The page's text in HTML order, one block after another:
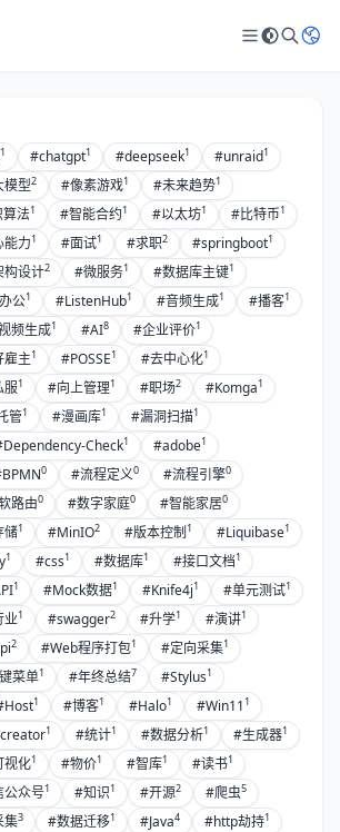
1 #chatgpt1 #deepseek1 #unraid1
型2 #像素游戏1 #未来趋势1
法1 #智能合约1 #以太坊1 #比特币1
力1 #面试1 #求职2 #springboot1
构设计2 #微服务1 #数据库主键1
公1 #ListenHub1 #音频生成1 #播客1
频生成1 #AI8 #企业评价1
主1 #POSSE1 #去中心化1
服1 #向上管理1 #职场2 #Komga1
管1 #漫画库1 #漏洞扫描1
Check1 #adobe1
0 #流程定义0 #流程引擎0
路由0 #数字家庭0 #智能家居0
储1 #MinIO2 #版本控制1 #Liquibase1
1 #css1 #数据库1 #接口文档1
1 #Mock数据1 #Knife4j1 #单元测试1
业1 #swagger2 #升学1 #演讲1
2 #Web程序打包1 #定向采集1
菜单1 #年终总结7 #Stylus1
1 #博客1 #Halo1 #Win11 1
1 #统计1 #数据分析1 #生成器1
视化1 #物价1 #智库1 #读书1
公众号1 #知识1 #开源2 #爬虫5
集3 #数据迁移1 #Java4 #http劫持1